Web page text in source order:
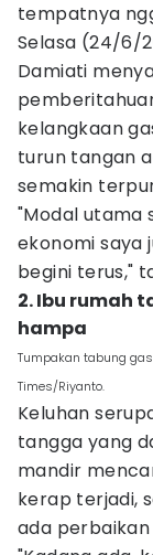
tempatnya
Selasa (24/6/
Damiati
kelangkaan
turun tangan
semakin
"Modal utama
ekonomi saya
begini terus,"
2. Ibu rumah
hampa
Tumpakan tabung
Times/Riyanto.
Keluhan
tangga yang
mandir
kerap terjadi,
ada